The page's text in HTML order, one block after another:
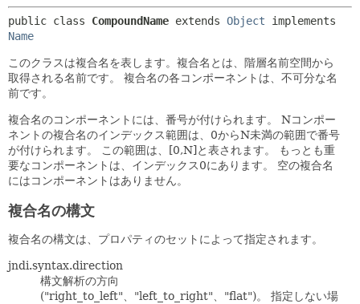
非推奨
索引
ヘルプ
メソッド
public class CompoundName extends Object
Name
このクラスは複合名を表します。複合名とは、階層名前空間から
取得される名前です。
複合名の各コンポーネントは、不可分な名
前です。
複合名のコンポーネントには、番号が付けられます。
Nコンポー
ネントの複合名のインデックス範囲は、0からN未満の範囲で番号
が付けられます。
この範囲は、[0,N]と表されます。
もっとも重
要なコンポーネントは、インデックス0にあります。
空の複合名
にはコンポーネントはありません。
複合名の構文
複合名の構文は、プロパティのセットによって指定されます。
jndi.syntax.direction
構文解析の方向
("right_to_left"、"left_to_right"、"flat")。
指定しない場